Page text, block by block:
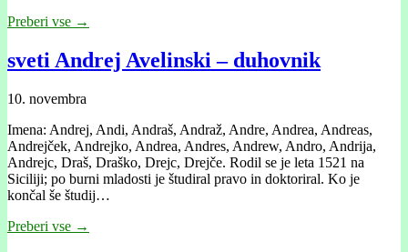
Preberi vse →
sveti Andrej Avelinski – duhovnik
10. novembra
Imena: Andrej, Andi, Andraš, Andraž, Andre, Andrea, Andreas,
Andrejček, Andrejko, Andrea, Andres, Andrew, Andro, Andrija,
Andrejc, Draš, Draško, Drejc, Drejče. Rodil se je leta 1521 na
Siciliji; po burni mladosti je študiral pravo in doktoriral. Ko je
končal še študij…
Preberi vse →